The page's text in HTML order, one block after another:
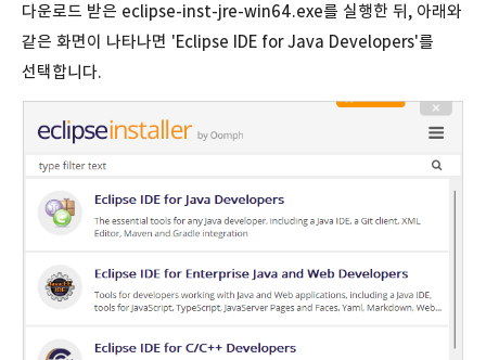
다운로드 받은 eclipse-inst-jre-win64.exe를 실행한 뒤, 아래와
같은 화면이 나타나면 'Eclipse IDE for Java Developers'를
선택합니다.